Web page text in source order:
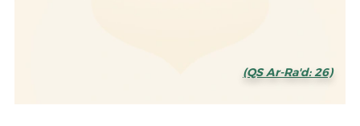
(QS Ar-Ra'd: 26)